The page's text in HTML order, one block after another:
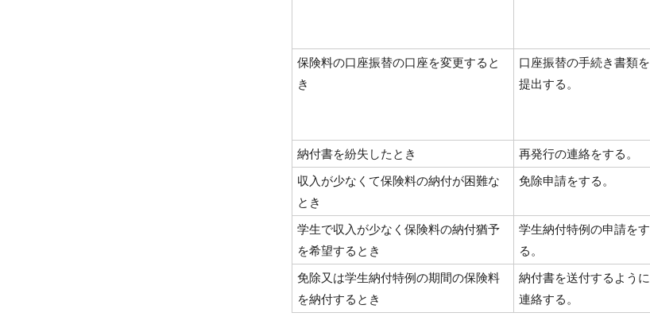
保険料の口座振替の口座を変更すると
き
口座振替の手続き書類を
提出する。
納付書を紛失したとき
再発行の連絡をする。
収入が少なくて保険料の納付が困難な
とき
免除申請をする。
学生で収入が少なく保険料の納付猶予
を希望するとき
学生納付特例の申請をす
る。
免除又は学生納付特例の期間の保険料
を納付するとき
納付書を送付するように
連絡する。